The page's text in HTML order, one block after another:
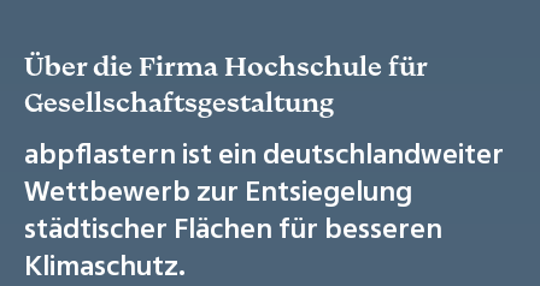
Über die Firma Hochschule für
Gesellschaftsgestaltung
abpflastern ist ein deutschlandweiter
Wettbewerb zur Entsiegelung
städtischer Flächen für besseren
Klimaschutz.